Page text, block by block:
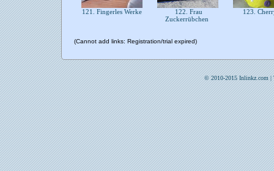
121. Fingerles Werke
122. Frau
Zuckerrübchen
123.
(Cannot add links: Registration/trial expired)
© 2010-2015 Inlinkz.com |